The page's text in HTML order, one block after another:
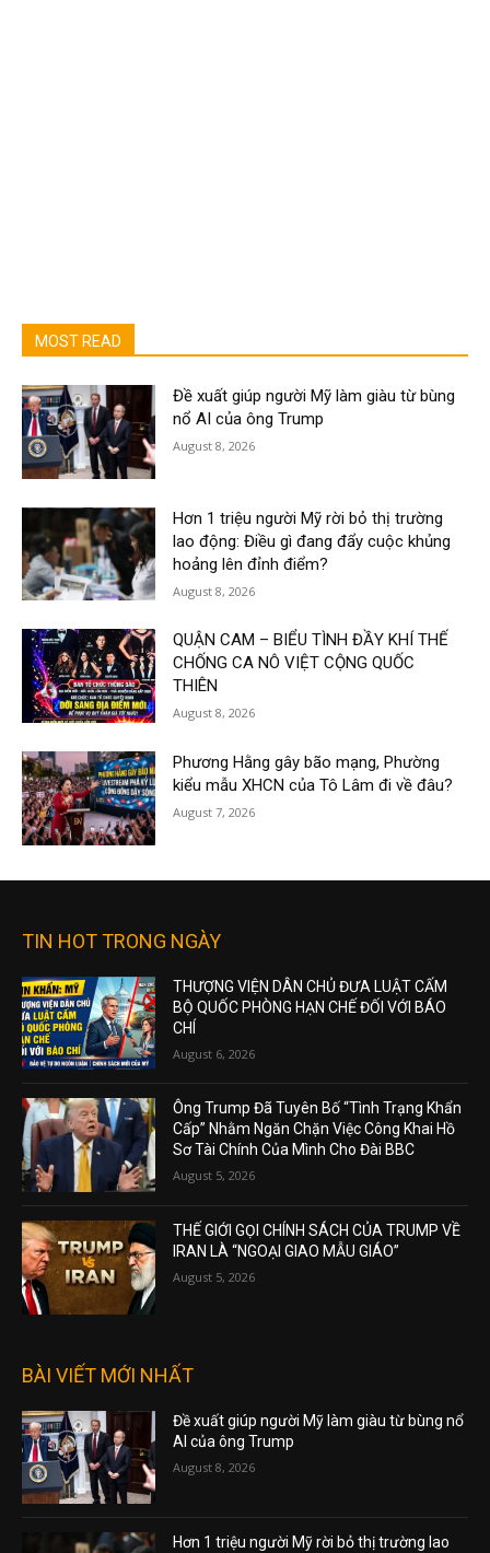
MOST READ
Đề xuất giúp người Mỹ làm giàu từ bùng
nổ AI của ông Trump
August 8, 2026
Hơn 1 triệu người Mỹ rời bỏ thị trường
lao động: Điều gì đang đẩy cuộc khủng
hoảng lên đỉnh điểm?
August 8, 2026
QUẬN CAM – BIỂU TÌNH ĐẦY KHÍ THẾ
CHỐNG CA NÔ VIỆT CỘNG QUỐC
THIÊN
August 8, 2026
Phương Hằng gây bão mạng, Phường
kiểu mẫu XHCN của Tô Lâm đi về đâu?
August 7, 2026
TIN HOT TRONG NGÀY
THƯỢNG VIỆN DÂN CHỦ ĐƯA LUẬT CẤM
BỘ QUỐC PHÒNG HẠN CHẾ ĐỐI VỚI BÁO
CHÍ
August 6, 2026
Ông Trump Đã Tuyên Bố “Tình Trạng Khẩn
Cấp” Nhằm Ngăn Chặn Việc Công Khai Hồ
Sơ Tài Chính Của Mình Cho Đài BBC
August 5, 2026
THẾ GIỚI GỌI CHÍNH SÁCH CỦA TRUMP VỀ
IRAN LÀ “NGOẠI GIAO MẪU GIÁO”
August 5, 2026
BÀI VIẾT MỚI NHẤT
Đề xuất giúp người Mỹ làm giàu từ bùng nổ
AI của ông Trump
August 8, 2026
Hơn 1 triệu người Mỹ rời bỏ thị trường lao